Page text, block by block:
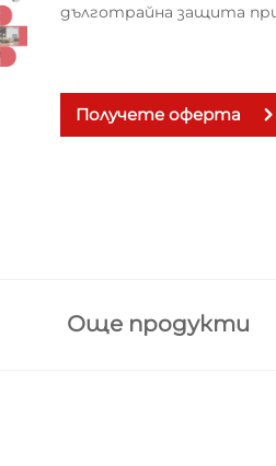
дълготрайна защита
Получете оферта
Още продукти